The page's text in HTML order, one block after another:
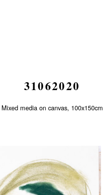
31062020
Mixed media on canvas, 100x150cm